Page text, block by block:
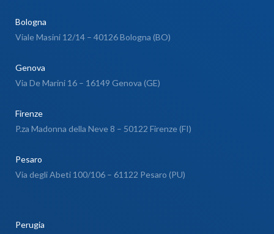
Bologna
Viale Masini 12/14 – 40126 Bologna (BO)
Genova
Via De Marini 16 – 16149 Genova (GE)
Firenze
P.za Madonna della Neve 8 – 50122 Firenze (FI)
Pesaro
Via degli Abeti 100/106 – 61122 Pesaro (PU)
Perugia